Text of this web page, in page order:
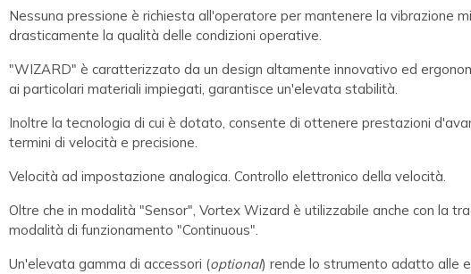
Nessuna pressione è richiesta all'operatore per mantenere la vibrazione
drasticamente la qualità delle condizioni operative.
"WIZARD" è caratterizzato da un design altamente innovativo ed
ai particolari materiali impiegati, garantisce un'elevata stabilità.
Inoltre la tecnologia di cui è dotato, consente di ottenere prestazioni
termini di velocità e precisione.
Velocità ad impostazione analogica. Controllo elettronico della velocità.
Oltre che in modalità "Sensor", Vortex Wizard è utilizzabile anche con la
modalità di funzionamento "Continuous".
Un'elevata gamma di accessori (optional) rende lo strumento adatto alle